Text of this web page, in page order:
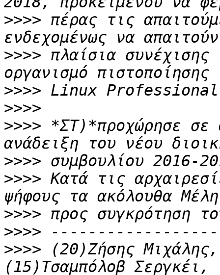
>>>> πέρας τις
>>>> πλαίσια
>>>>
>>>>
>>>> *ΣΤ)*προχώρησε σε
>>>>
>>>> Κατά τις
>>>>
>>>>
>>>> (20)Ζήσης